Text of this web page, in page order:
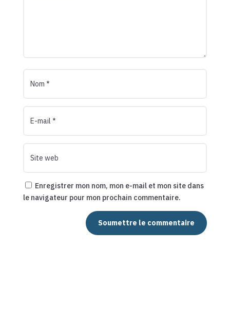
Enregistrer mon nom, mon e-mail et mon site dans
le navigateur pour mon prochain commentaire.
Soumettre le commentaire